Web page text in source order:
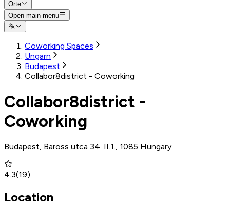
Orte
Open main menu
Coworking Spaces
Ungarn
Budapest
Collabor8district - Coworking
Collabor8district -
Coworking
Budapest, Baross utca 34. II.1., 1085 Hungary
4.3(19)
Location